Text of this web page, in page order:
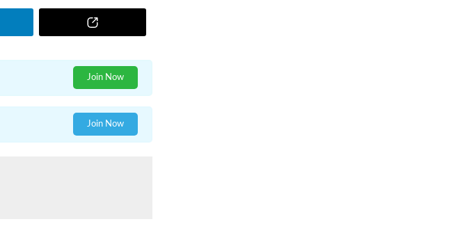
Join Now
Join Now